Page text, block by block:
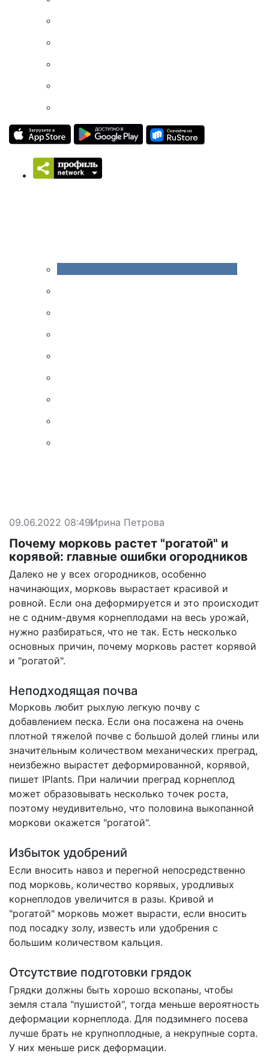
09.06.2022 08:49Ирина Петрова
Почему морковь растет "рогатой" и
корявой: главные ошибки огородников
Далеко не у всех огородников, особенно
начинающих, морковь вырастает красивой и
ровной. Если она деформируется и это происходит
не с одним-двумя корнеплодами на весь урожай,
нужно разбираться, что не так. Есть несколько
основных причин, почему морковь растет корявой
и "рогатой".
Неподходящая почва
Морковь любит рыхлую легкую почву с
добавлением песка. Если она посажена на очень
плотной тяжелой почве с большой долей глины или
значительным количеством механических преград,
неизбежно вырастет деформированной, корявой,
пишет IPlants. При наличии преград корнеплод
может образовывать несколько точек роста,
поэтому неудивительно, что половина выкопанной
моркови окажется "рогатой".
Избыток удобрений
Если вносить навоз и перегной непосредственно
под морковь, количество корявых, уродливых
корнеплодов увеличится в разы. Кривой и
"рогатой" морковь может вырасти, если вносить
под посадку золу, известь или удобрения с
большим количеством кальция.
Отсутствие подготовки грядок
Грядки должны быть хорошо вскопаны, чтобы
земля стала "пушистой", тогда меньше вероятность
деформации корнеплода. Для подзимнего посева
лучше брать не крупноплодные, а некрупные сорта.
У них меньше риск деформации.